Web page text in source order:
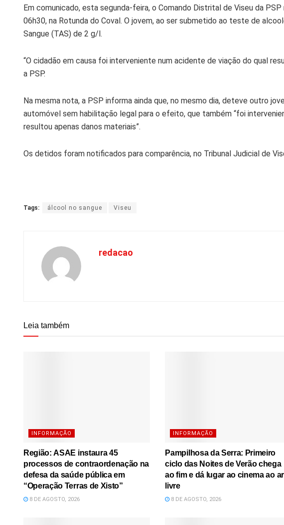
Em comunicado, esta segunda-feira, o Comando Distrital de Viseu da
06h30, na Rotunda do Coval. O jovem, ao ser submetido ao teste de
Sangue (TAS) de 2 g/l.
“O cidadão em causa foi interveniente num acidente de viação do qual
a PSP.
Na mesma nota, a PSP informa ainda que, no mesmo dia, deteve outro
automóvel sem habilitação legal para o efeito, que também “foi
resultou apenas danos materiais”.
Os detidos foram notificados para comparência, no Tribunal Judicial de
Tags: álcool no sangue Viseu
redacao
Leia também
INFORMAÇÃO
Região: ASAE instaura 45
processos de contraordenação na
defesa da saúde pública em
“Operação Terras de Xisto”
8 DE AGOSTO, 2026
INFORMAÇÃO
Pampilhosa da Serra: Primeiro
ciclo das Noites de Verão chega
ao fim e dá lugar ao cinema ao ar
livre
8 DE AGOSTO, 2026